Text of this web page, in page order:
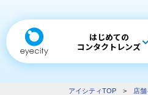
はじめての
コンタクトレンズ
アイシティTOP > 店